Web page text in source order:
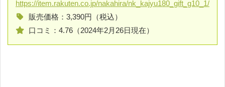
https://item.rakuten.co.jp/nakahira/nk_kajyu180_gift_g10_1/
販売価格：3,390円（税込）
口コミ：4.76（2024年2月26日現在）